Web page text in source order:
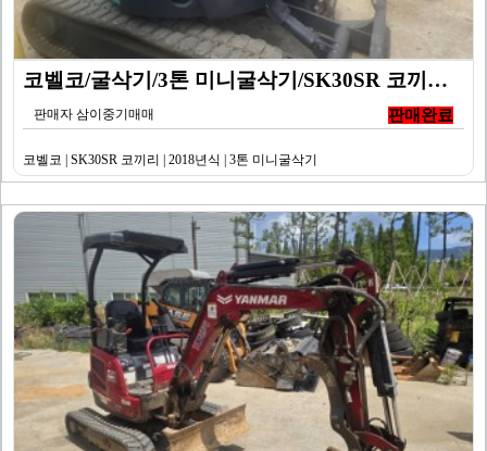
코벨코/굴삭기/3톤 미니굴삭기/SK30SR 코끼리/20…
판매자 삼이중기매매 판매완료
코벨코 | SK30SR 코끼리 | 2018년식 | 3톤 미니굴삭기